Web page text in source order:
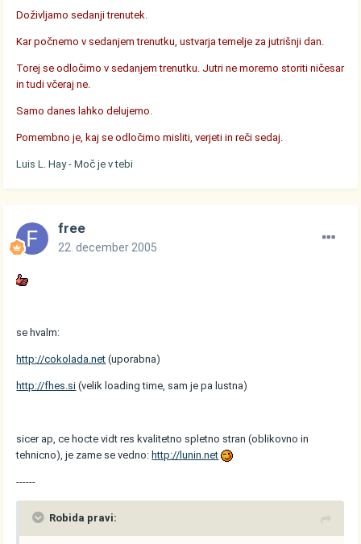
Doživljamo sedanji trenutek.
Kar počnemo v sedanjem trenutku, ustvarja temelje za jutrišnji dan.
Torej se odločimo v sedanjem trenutku. Jutri ne moremo storiti ničesar
in tudi včeraj ne.
Samo danes lahko delujemo.
Pomembno je, kaj se odločimo misliti, verjeti in reči sedaj.
Luis L. Hay - Moč je v tebi
free
22. december 2005
se hvalm:
http://cokolada.net (uporabna)
http://fhes.si (velik loading time, sam je pa lustna)
sicer ap, ce hocte vidt res kvalitetno spletno stran (oblikovno in
tehnicno), je zame se vedno: http://lunin.net
------
Robida pravi: